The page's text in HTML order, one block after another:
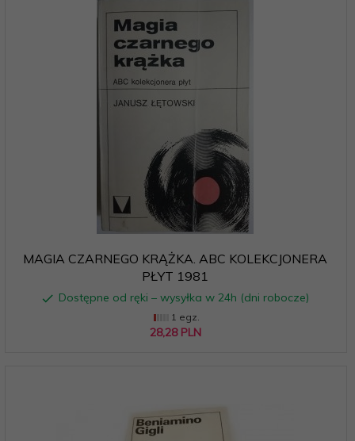
MAGIA CZARNEGO KRĄŻKA. ABC KOLEKCJONERA
PŁYT 1981
Dostępne od ręki – wysyłka w 24h (dni robocze)
1 egz.
28,28 PLN